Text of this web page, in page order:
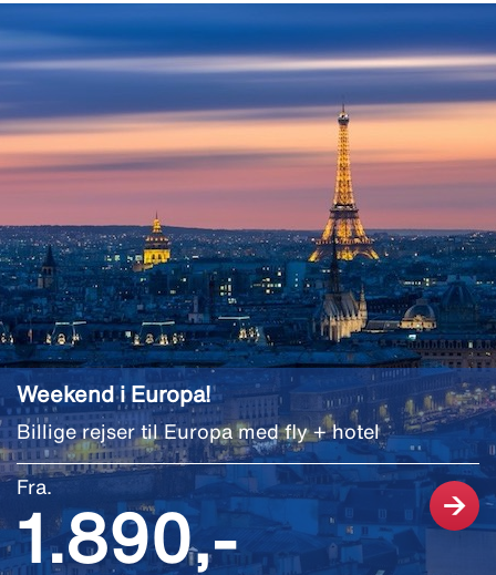
Weekend i Europa!
Billige rejser til Europa med fly + hotel
Fra.
1.890,-